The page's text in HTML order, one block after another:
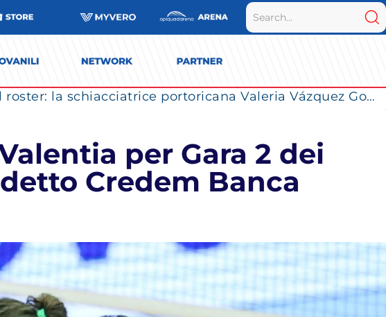
La Numia Vero Volley completa il roster: la schiacciatrice portoricana Valeria Vázquez Gomez è l’ultimo innesto di Milano per la stagione 2026/2027
per Gara 2 dei
Credem Banca